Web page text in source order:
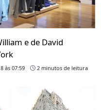
e de David
às 07:59 2 minutos de leitura